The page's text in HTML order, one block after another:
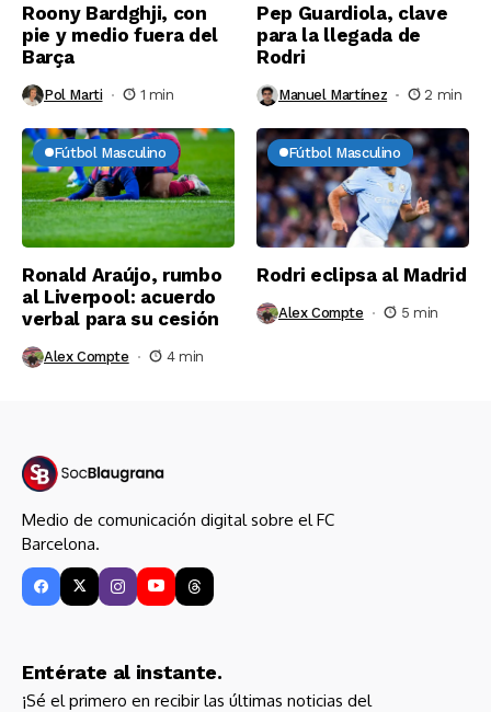
Roony Bardghji, con
pie y medio fuera del
Barça
Pol Marti 1 min
Pep Guardiola, clave
para la llegada de
Rodri
Manuel Martínez 2 min
Fútbol Masculino
Ronald Araújo, rumbo
al Liverpool: acuerdo
verbal para su cesión
Alex Compte 4 min
Fútbol Masculino
Rodri eclipsa al Madrid
Alex Compte 5 min
Medio de comunicación digital sobre el FC
Barcelona.
Entérate al instante.
¡Sé el primero en recibir las últimas noticias del